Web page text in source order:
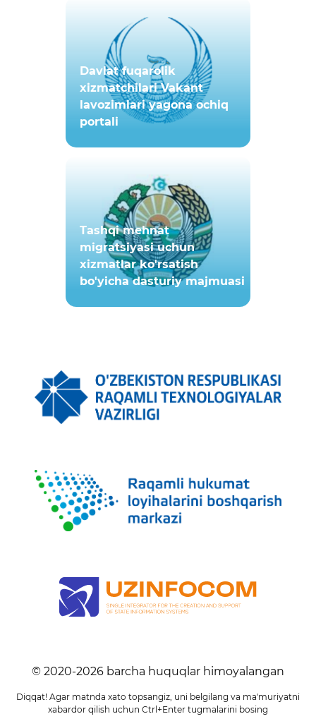
Davlat fuqarolik
xizmatchilari Vakant
lavozimlari yagona ochiq
portali
Tashqi mehnat
migratsiyasi uchun
xizmatlar ko'rsatish
bo'yicha dasturiy majmuasi
© 2020-2026 barcha huquqlar himoyalangan
Diqqat! Agar matnda xato topsangiz, uni belgilang va ma'muriyatni
xabardor qilish uchun Ctrl+Enter tugmalarini bosing